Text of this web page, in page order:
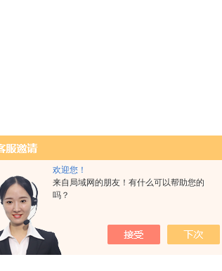
欢迎您！
来自局域网的朋友！有什么可以帮助您的
吗？